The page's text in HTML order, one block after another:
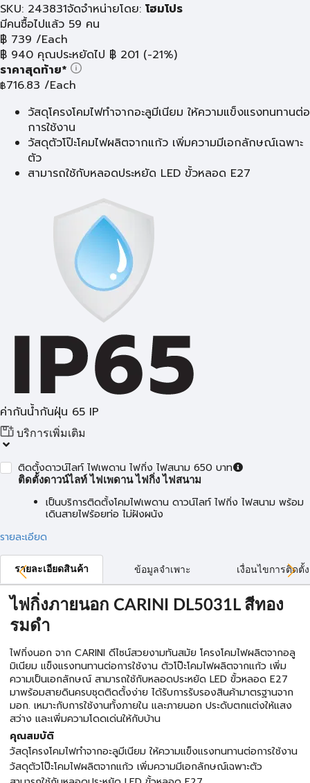
SKU: 243831จัดจำหน่ายโดย: โฮมโปร
มีคนซื้อไปแล้ว 59 คน
฿ 739 /Each
฿ 940 คุณประหยัดไป ฿ 201 (-21%)
ราคาสุดท้าย*
฿716.83 /Each
วัสดุโครงโคมไฟทำจากอะลูมีเนียม ให้ความแข็งแรงทนทานต่อ
การใช้งาน
วัสดุตัวโป๊ะโคมไฟผลิตจากแก้ว เพิ่มความมีเอกลักษณ์เฉพาะ
ตัว
สามารถใช้กับหลอดประหยัด LED ขั้วหลอด E27
ค่ากันน้ำกันฝุ่น 65 IP
บริการเพิ่มเติม
ติดตั้งดาวน์ไลท์ ไฟเพดาน ไฟกิ่ง ไฟสนาม 650 บาท
ติดตั้งดาวน์ไลท์ ไฟเพดาน ไฟกิ่ง ไฟสนาม
เป็นบริการติดตั้งโคมไฟเพดาน ดาวน์ไลท์ ไฟกิ่ง ไฟสนาม พร้อม
เดินสายไฟร้อยท่อ ไม่ฝังผนัง
รายละเอียด
รายละเอียดสินค้า ข้อมูลจำเพาะ เงื่อนไขการติดตั้ง
ไฟกิ่งภายนอก CARINI DL5031L สีทอง
รมดำ
ไฟกิ่งนอก จาก CARINI ดีไซน์สวยงามทันสมัย โครงโคมไฟผลิตจากอลู
มิเนียม แข็งแรงทนทานต่อการใช้งาน ตัวโป๊ะโคมไฟผลิตจากแก้ว เพิ่ม
ความเป็นเอกลักษณ์ สามารถใช้กับหลอดประหยัด LED ขั้วหลอด E27
มาพร้อมสายดินครบชุดติดตั้งง่าย ได้รับการรับรองสินค้ามาตรฐานจาก
มอก. เหมาะกับการใช้งานทั้งภายใน และภายนอก ประดับตกแต่งให้แสง
สว่าง และเพิ่มความโดดเด่นให้กับบ้าน
คุณสมบัติ
วัสดุโครงโคมไฟทำจากอะลูมีเนียม ให้ความแข็งแรงทนทานต่อการใช้งาน
วัสดุตัวโป๊ะโคมไฟผลิตจากแก้ว เพิ่มความมีเอกลักษณ์เฉพาะตัว